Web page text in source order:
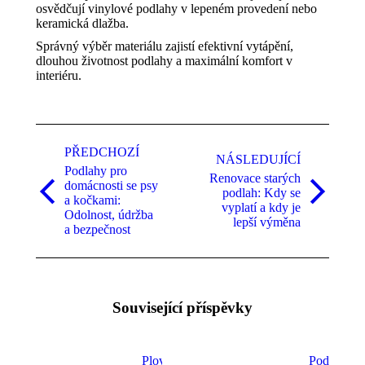
osvědčují vinylové podlahy v lepeném provedení nebo
keramická dlažba.
Správný výběr materiálu zajistí efektivní vytápění,
dlouhou životnost podlahy a maximální komfort v
interiéru.
navigation
PŘEDCHOZÍ
Předchozí
příspěvky
Podlahy pro
domácnosti se psy
a kočkami:
Odolnost, údržba
a bezpečnost
NÁSLEDUJÍCÍ
Následující
příspěvky:
Renovace starých
podlah: Kdy se
vyplatí a kdy je
lepší výměna
Související příspěvky
Plovoucí
Podlahy